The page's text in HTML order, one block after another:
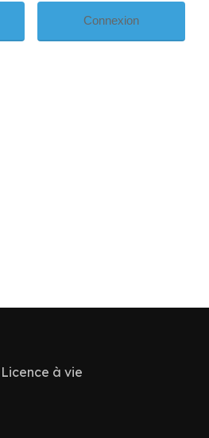
Connexion
à vie